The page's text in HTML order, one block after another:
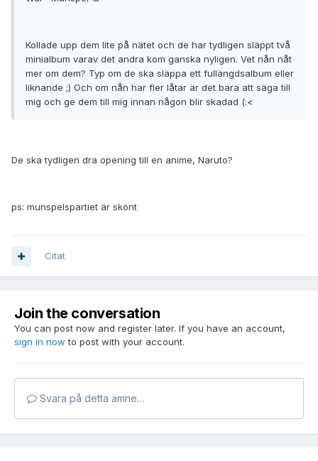
Kollade upp dem lite på nätet och de har tydligen släppt två
minialbum varav det andra kom ganska nyligen. Vet nån nåt
mer om dem? Typ om de ska släppa ett fullängdsalbum eller
liknande ;) Och om nån har fler låtar är det bara att säga till
mig och ge dem till mig innan någon blir skadad (:<
De ska tydligen dra opening till en anime, Naruto?
ps: munspelspartiet är skönt
Citat
Join the conversation
You can post now and register later. If you have an account,
sign in now to post with your account.
Svara på detta ämne…